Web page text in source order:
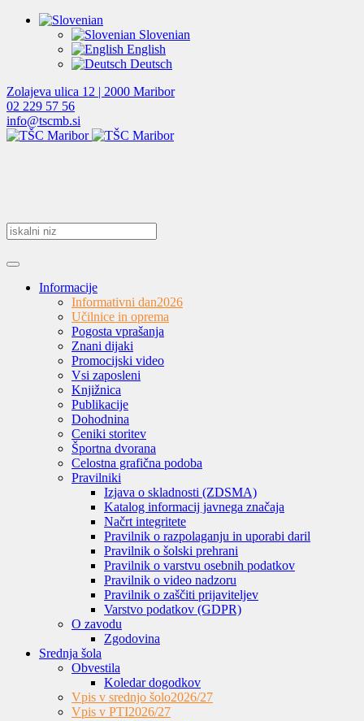
Slovenian
English
Deutsch
Zolajeva ulica 12 | 2000 Maribor
02 229 57 56
info@tscmb.si
Informacije
Informativni dan2026
Učilnice in oprema
Pogosta vprašanja
Znani dijaki
Promocijski video
Vsi zaposleni
Knjižnica
Publikacije
Dohodnina
Ceniki storitev
Športna dvorana
Celostna grafična podoba
Pravilniki
Izjava o skladnosti (ZDSMA)
Katalog informacij javnega značaja
Načrt integritete
Pravilnik o razpolaganju in uporabi daril
Pravilnik o šolski prehrani
Pravilnik o varstvu osebnih podatkov
Pravilnik o video nadzoru
Pravilnik o zaščiti prijaviteljev
Varstvo podatkov (GDPR)
O zavodu
Zgodovina
Srednja šola
Obvestila
Koledar dogodkov
Vpis v srednjo šolo2026/27
Vpis v PTI2026/27